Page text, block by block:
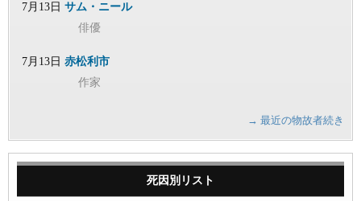
7月13日 サム・ニール
俳優
7月13日 赤松利市
作家
→ 最近の物故者続き
死因別リスト